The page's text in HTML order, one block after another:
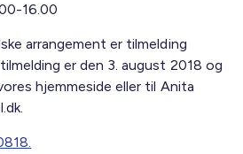
16.00
arrangement er tilmelding
er den 3. august 2018 og
hjemmeside eller til Anita